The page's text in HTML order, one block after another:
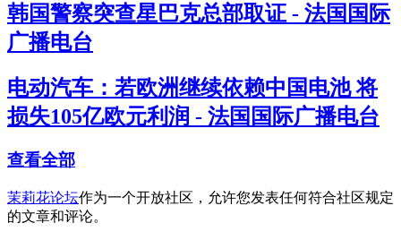
韩国警察突查星巴克总部取证 - 法国国际
广播电台
电动汽车：若欧洲继续依赖中国电池 将
损失105亿欧元利润 - 法国国际广播电台
查看全部
茉莉花论坛作为一个开放社区，允许您发表任何符合社区规定
的文章和评论。